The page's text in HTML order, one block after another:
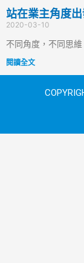
站在業主角度
2020-03-10
不同角度，不同思
閱讀全文